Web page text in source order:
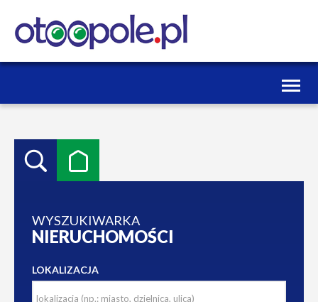
WYSZUKIWARKA
NIERUCHOMOŚCI
LOKALIZACJA